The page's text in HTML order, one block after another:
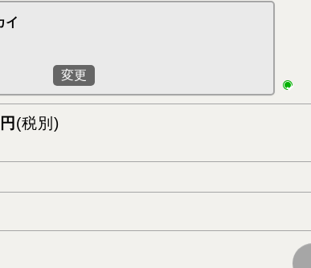
イ
変更
円 (税別)